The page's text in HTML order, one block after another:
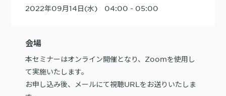
2022年09月14日(水) 04:00 - 05:00
会場
本セミナーはオンライン開催となり、Zoomを使用し
て実施いたします。
お申し込み後、メールにて視聴URLをお送りいたしま